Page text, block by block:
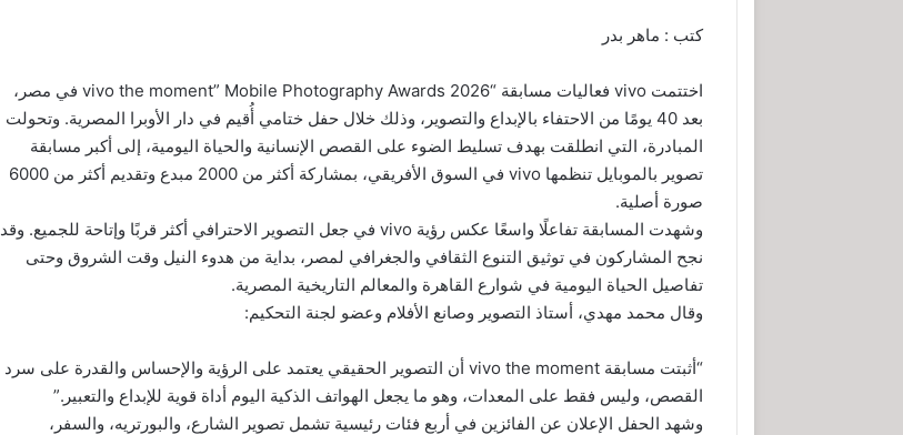
كتب : ماهر بدر
اختتمت vivo فعاليات مسابقة “vivo the moment” Mobile Photography Awards 2026 في مصر،
بعد 40 يومًا من الاحتفاء بالإبداع والتصوير، وذلك خلال حفل ختامي أُقيم في دار الأوبرا المصرية. وتحولت
المبادرة، التي انطلقت بهدف تسليط الضوء على القصص الإنسانية والحياة اليومية، إلى أكبر مسابقة
تصوير بالموبايل تنظمها vivo في السوق الأفريقي، بمشاركة أكثر من 2000 مبدع وتقديم أكثر من 6000
صورة أصلية.
وشهدت المسابقة تفاعلًا واسعًا عكس رؤية vivo في جعل التصوير الاحترافي أكثر قربًا وإتاحة للجميع. وقد
نجح المشاركون في توثيق التنوع الثقافي والجغرافي لمصر، بداية من هدوء النيل وقت الشروق وحتى
تفاصيل الحياة اليومية في شوارع القاهرة والمعالم التاريخية المصرية.
وقال محمد مهدي، أستاذ التصوير وصانع الأفلام وعضو لجنة التحكيم:
“أثبتت مسابقة vivo the moment أن التصوير الحقيقي يعتمد على الرؤية والإحساس والقدرة على سرد
القصص، وليس فقط على المعدات، وهو ما يجعل الهواتف الذكية اليوم أداة قوية للإبداع والتعبير.”
وشهد الحفل الإعلان عن الفائزين في أربع فئات رئيسية تشمل تصوير الشارع، والبورتريه، والسفر،